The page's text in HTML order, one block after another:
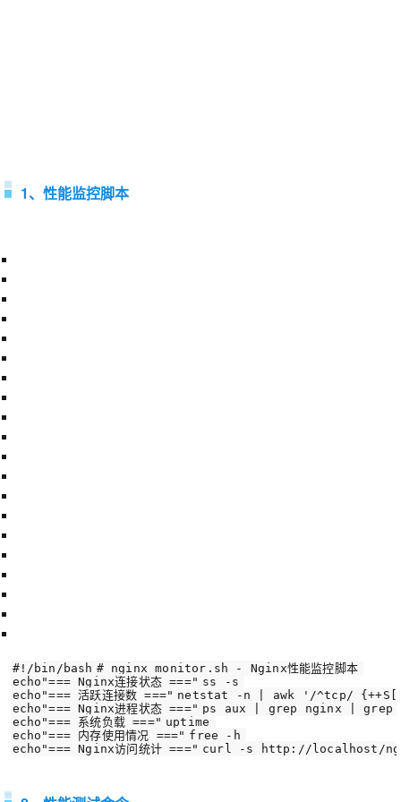
1、性能监控脚本
#!/bin/bash # nginx_monitor.sh - Nginx性能监控脚本
echo "=== Nginx连接状态 ===" ss -s
echo "=== 活跃连接数 ===" netstat -n | awk
'/^tcp/
echo "=== Nginx进程状态 ===" ps aux | grep nginx | grep
echo "=== 系统负载 ===" uptime
echo "=== 内存使用情况 ===" free -h
echo "=== Nginx访问统计 ===" curl -s http://localhost/